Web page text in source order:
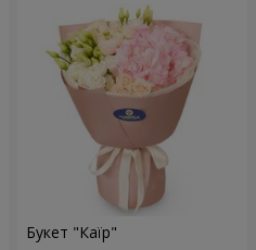
Букет "Каїр"